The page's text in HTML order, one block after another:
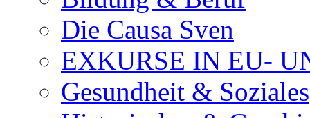
Die Causa Sven
EXKURSE IN EU-
Gesundheit & Soziales